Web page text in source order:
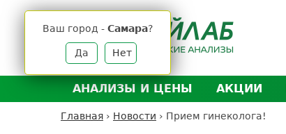
Ваш город - Самара?
Да Нет
АНАЛИЗЫ И ЦЕНЫ
Анализы и цены
АКЦИИ
Главная › Новости › Прием гинеколога!